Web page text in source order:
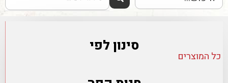
סינון לפי
כל המוצרים